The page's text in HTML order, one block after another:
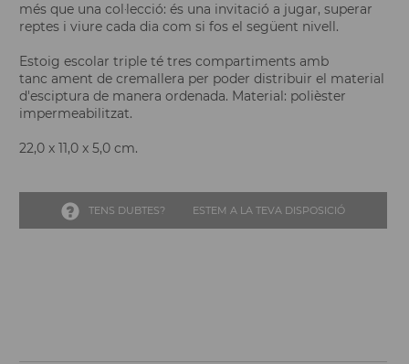
més que una col·lecció: és una invitació a jugar, superar
reptes i viure cada dia com si fos el següent nivell.
Estoig escolar triple té tres compartiments amb
tanc ament de cremallera per poder distribuir el material
d'esciptura de manera ordenada. Material: polièster
impermeabilitzat.
22,0 x 11,0 x 5,0 cm.
TENS DUBTES? ESTEM A LA TEVA DISPOSICIÓ